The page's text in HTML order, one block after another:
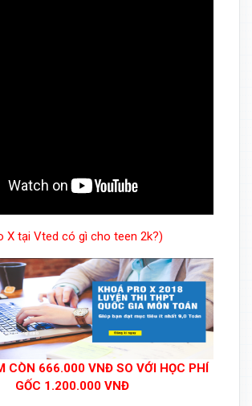
X tại Vted có gì cho teen 2k?)
CÒN 666.000 VNĐ SO VỚI HỌC PHÍ
GỐC 1.200.000 VNĐ